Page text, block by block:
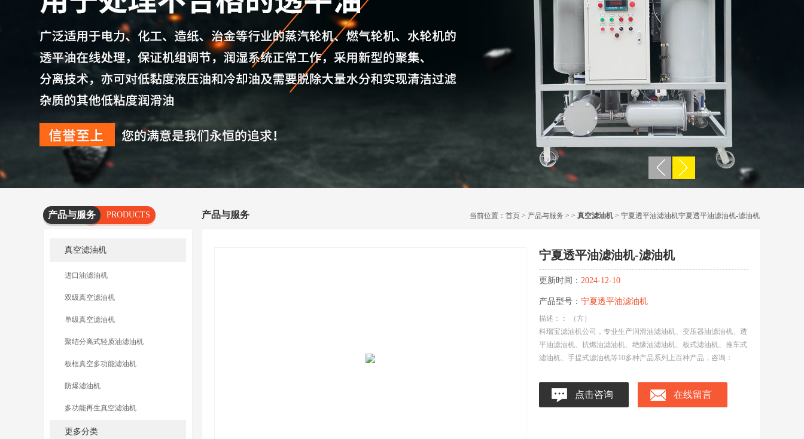
产品与服务
PRODUCTS
真空滤油机
进口油滤油机
双级真空滤油机
单级真空滤油机
聚结分离式轻质油滤油机
板框真空多功能滤油机
防爆滤油机
多功能再生真空滤油机
更多分类
产品与服务 当前位置： 首页 > 产品与服务 > > 真空滤油机> 宁夏透平油滤油机宁夏透平油滤油机-滤油机
宁夏透平油滤油机-滤油机
更新时间： 2024-12-10
产品型号： 宁夏透平油滤油机
描述：： （方）
科瑞宝滤油机公司，专业生产润滑油滤油机、变压器油滤油机、透
平油滤油机、抗燃油滤油机、绝缘油滤油机、板式滤油机、推车式
滤油机、手提式滤油机等10多种产品系列上百种产品，咨询：
点击咨询 在线留言